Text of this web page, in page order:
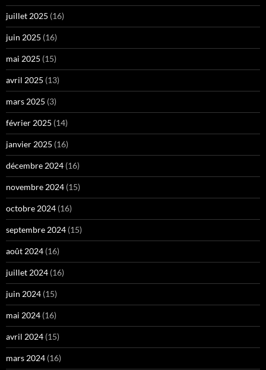
juillet 2025 (16)
juin 2025 (16)
mai 2025 (15)
avril 2025 (13)
mars 2025 (3)
février 2025 (14)
janvier 2025 (16)
décembre 2024 (16)
novembre 2024 (15)
octobre 2024 (16)
septembre 2024 (15)
août 2024 (16)
juillet 2024 (16)
juin 2024 (15)
mai 2024 (16)
avril 2024 (15)
mars 2024 (16)